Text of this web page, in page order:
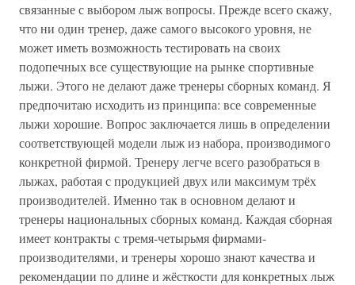
связанные с выбором лыж вопросы. Прежде всего скажу,
что ни один тренер, даже самого высокого уровня, не
может иметь возможность тестировать на своих
подопечных все существующие на рынке спортивные
лыжи. Этого не делают даже тренеры сборных команд. Я
предпочитаю исходить из принципа: все современные
лыжи хорошие. Вопрос заключается лишь в определении
соответствующей модели лыж из набора, производимого
конкретной фирмой. Тренеру легче всего разобраться в
лыжах, работая с продукцией двух или максимум трёх
производителей. Именно так в основном делают и
тренеры национальных сборных команд. Каждая сборная
имеет контракты с тремя-четырьмя фирмами-
производителями, и тренеры хорошо знают качества и
рекомендации по длине и жёсткости для конкретных лыж